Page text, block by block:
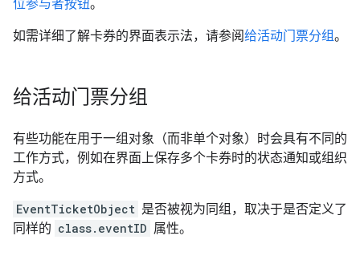
位参与者按钮。
如需详细了解卡券的界面表示法，请参阅给活动门票分组。
给活动门票分组
有些功能在用于一组对象（而非单个对象）时会具有不同的
工作方式，例如在界面上保存多个卡券时的状态通知或组织
方式。
EventTicketObject 是否被视为同组，取决于是否定义了
同样的 class.eventID 属性。